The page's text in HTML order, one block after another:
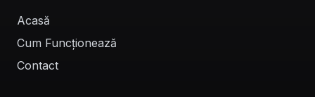
Acasă
Cum Funcționează
Contact